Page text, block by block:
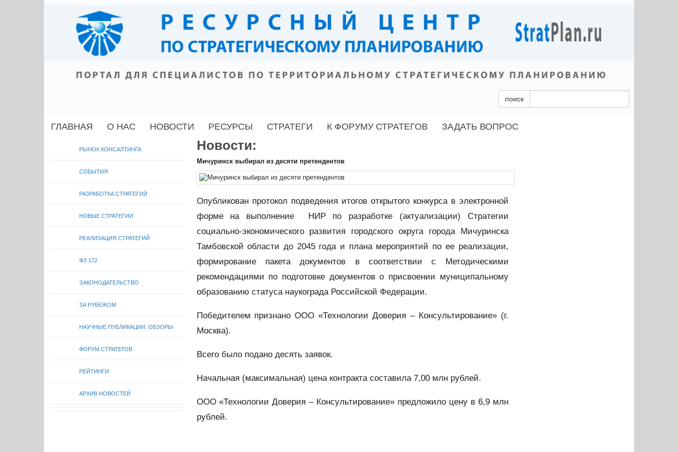
поиск
ГЛАВНАЯ О НАС НОВОСТИ РЕСУРСЫ СТРАТЕГИ К ФОРУМУ СТРАТЕГОВ ЗАДАТЬ ВОПРОС
РЫНОК КОНСАЛТИНГА
СОБЫТИЯ
РАЗРАБОТКА СТРАТЕГИЙ
НОВЫЕ СТРАТЕГИИ
РЕАЛИЗАЦИЯ СТРАТЕГИЙ
ФЗ 172
ЗАКОНОДАТЕЛЬСТВО
ЗА РУБЕЖОМ
НАУЧНЫЕ ПУБЛИКАЦИИ, ОБЗОРЫ
ФОРУМ СТРАТЕГОВ
РЕЙТИНГИ
АРХИВ НОВОСТЕЙ
Новости:
Мичуринск выбирал из десяти претендентов
Опубликован протокол подведения итогов открытого конкурса в электронной
форме на выполнение НИР по разработке (актуализации) Стратегии
социально-экономического развития городского округа города Мичуринска
Тамбовской области до 2045 года и плана мероприятий по ее реализации,
формирование пакета документов в соответствии с Методическими
рекомендациями по подготовке документов о присвоении муниципальному
образованию статуса наукограда Российской Федерации.
Победителем признано ООО «Технологии Доверия – Консультирование» (г.
Москва).
Всего было подано десять заявок.
Начальная (максимальная) цена контракта составила 7,00 млн рублей.
ООО «Технологии Доверия – Консультирование» предложило цену в 6,9 млн
рублей.